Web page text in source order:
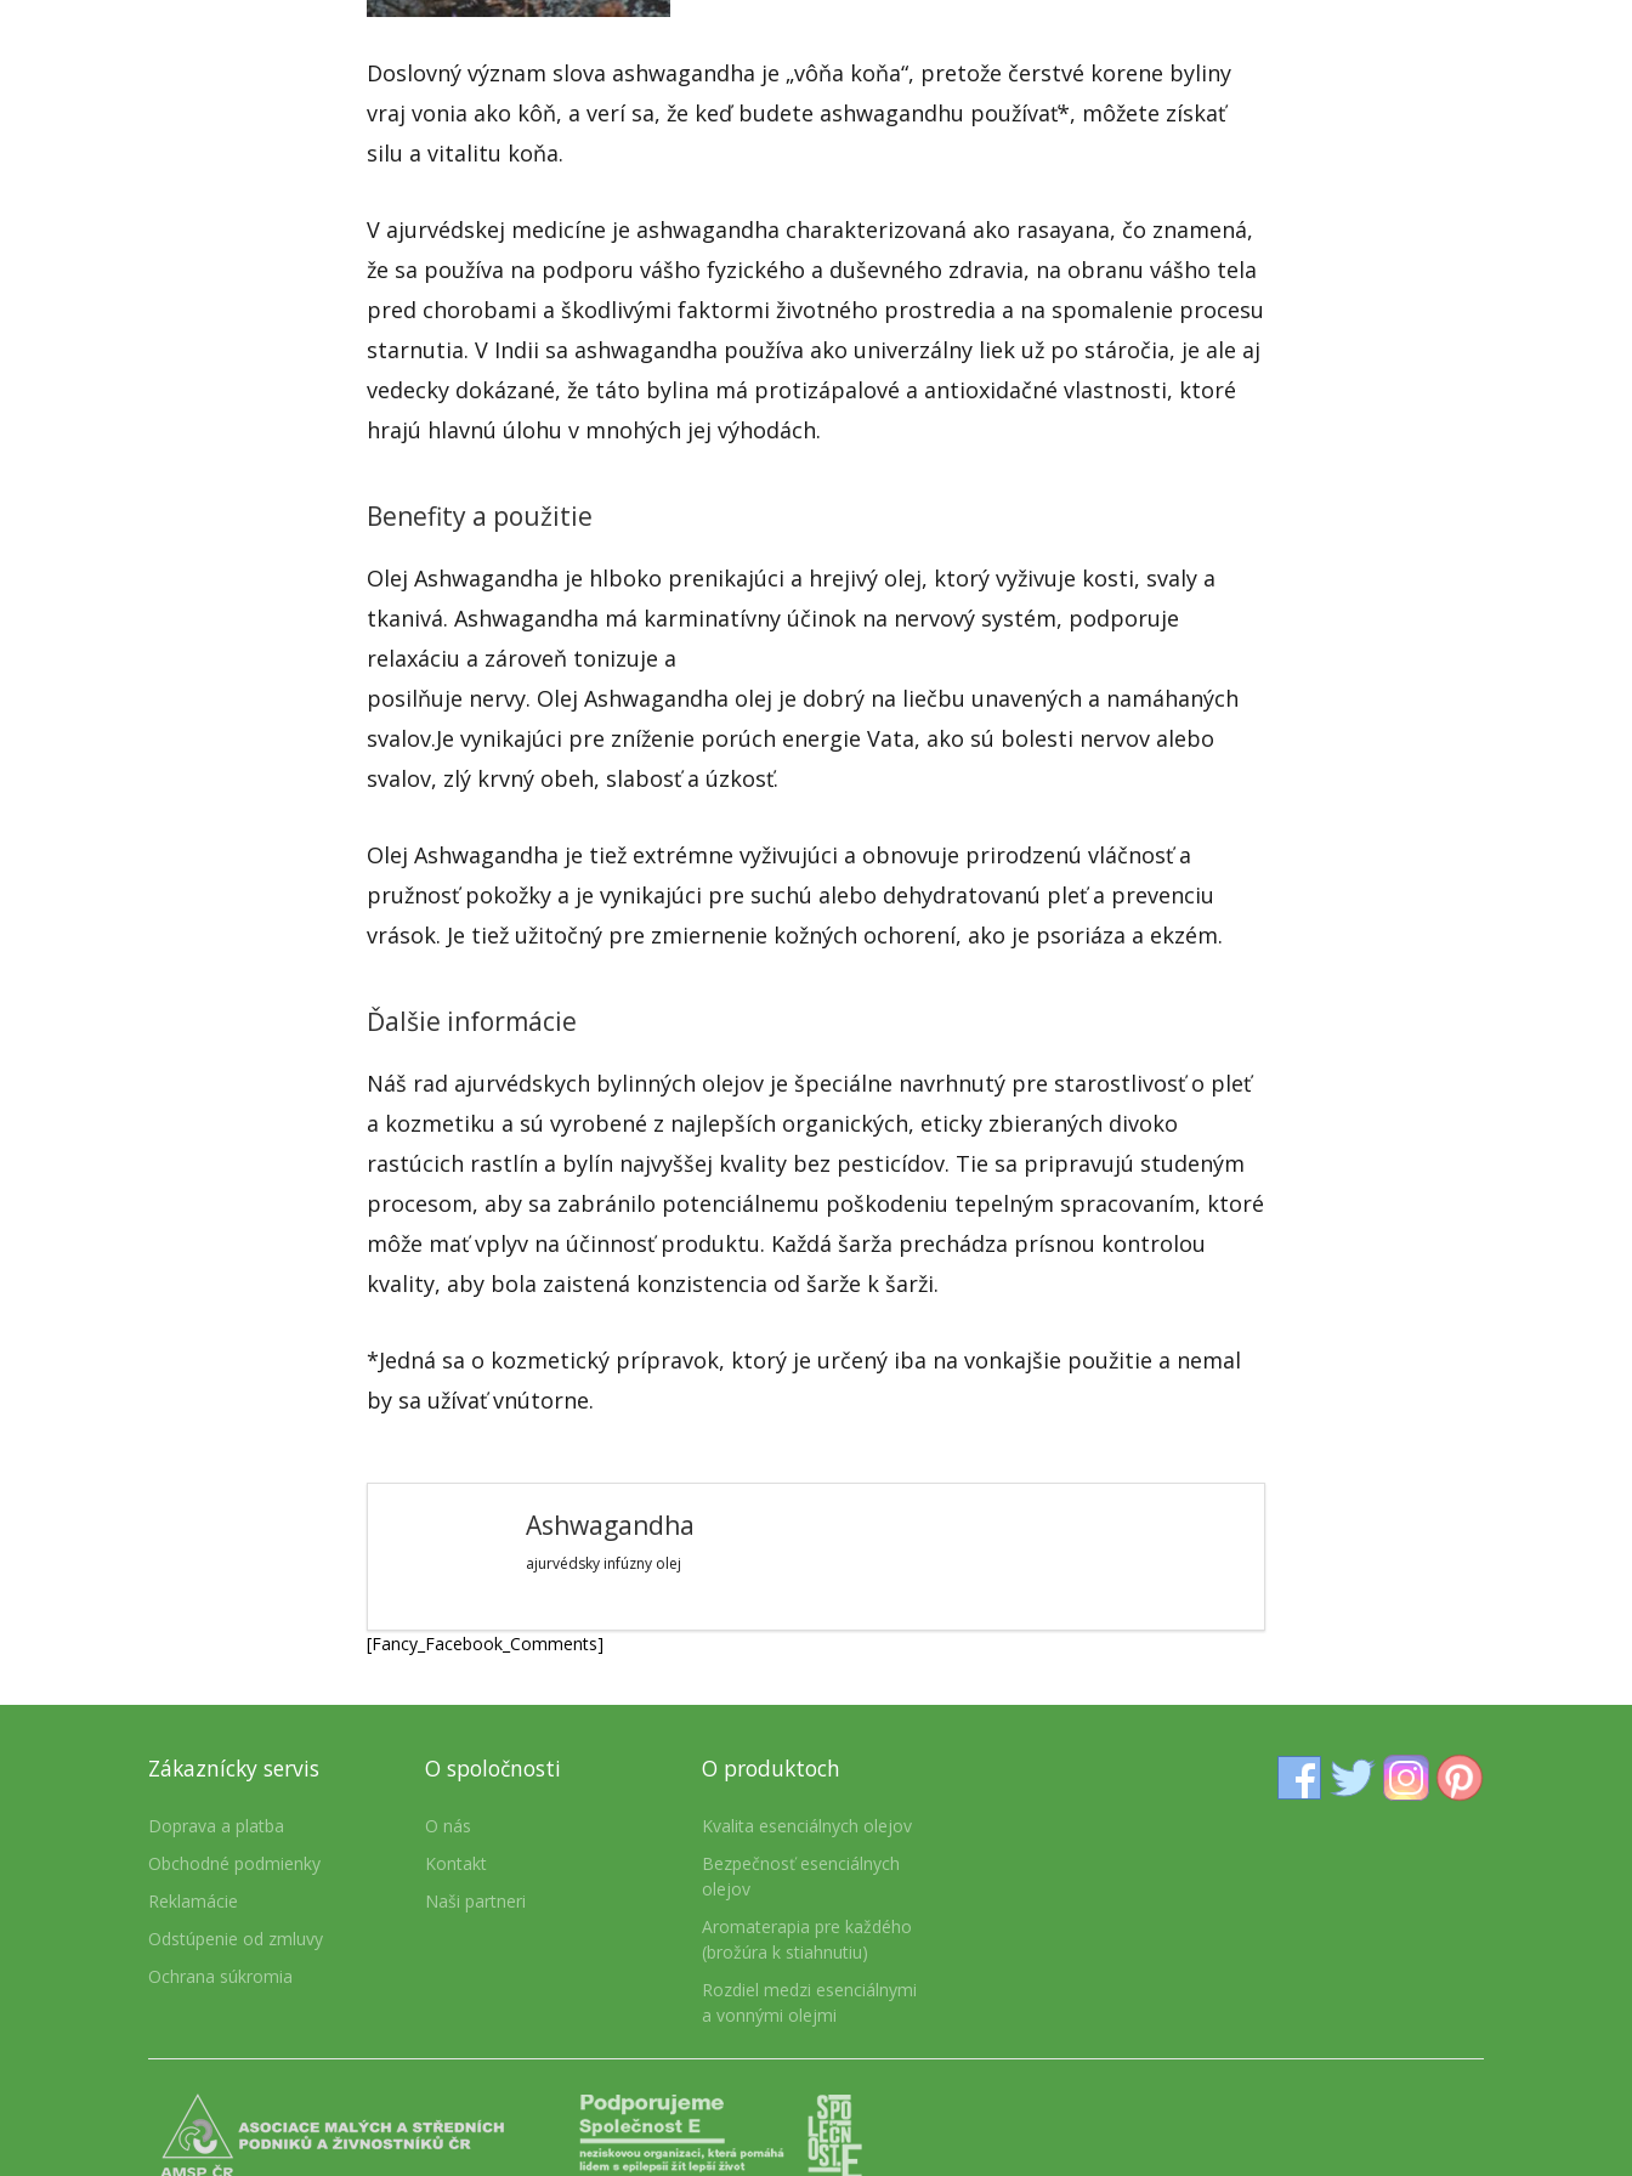
Doslovný význam slova ashwagandha je „vôňa koňa“, pretože čerstvé korene byliny
vraj vonia ako kôň, a verí sa, že keď budete ashwagandhu používať*, môžete získať
silu a vitalitu koňa.
V ajurvédskej medicíne je ashwagandha charakterizovaná ako rasayana, čo znamená,
že sa používa na podporu vášho fyzického a duševného zdravia, na obranu vášho tela
pred chorobami a škodlivými faktormi životného prostredia a na spomalenie procesu
starnutia. V Indii sa ashwagandha používa ako univerzálny liek už po stáročia, je ale aj
vedecky dokázané, že táto bylina má protizápalové a antioxidačné vlastnosti, ktoré
hrajú hlavnú úlohu v mnohých jej výhodách.
Benefity a použitie
Olej Ashwagandha je hlboko prenikajúci a hrejivý olej, ktorý vyživuje kosti, svaly a
tkanivá. Ashwagandha má karminatívny účinok na nervový systém, podporuje
relaxáciu a zároveň tonizuje a
posilňuje nervy. Olej Ashwagandha olej je dobrý na liečbu unavených a namáhaných
svalov.Je vynikajúci pre zníženie porúch energie Vata, ako sú bolesti nervov alebo
svalov, zlý krvný obeh, slabosť a úzkosť.
Olej Ashwagandha je tiež extrémne vyživujúci a obnovuje prirodzenú vláčnosť a
pružnosť pokožky a je vynikajúci pre suchú alebo dehydratovanú pleť a prevenciu
vrások. Je tiež užitočný pre zmiernenie kožných ochorení, ako je psoriáza a ekzém.
Ďalšie informácie
Náš rad ajurvédskych bylinných olejov je špeciálne navrhnutý pre starostlivosť o pleť
a kozmetiku a sú vyrobené z najlepších organických, eticky zbieraných divoko
rastúcich rastlín a bylín najvyššej kvality bez pesticídov. Tie sa pripravujú studeným
procesom, aby sa zabránilo potenciálnemu poškodeniu tepelným spracovaním, ktoré
môže mať vplyv na účinnosť produktu. Každá šarža prechádza prísnou kontrolou
kvality, aby bola zaistená konzistencia od šarže k šarži.
*Jedná sa o kozmetický prípravok, ktorý je určený iba na vonkajšie použitie a nemal
by sa užívať vnútorne.
Ashwagandha
ajurvédsky infúzny olej
[Fancy_Facebook_Comments]
Zákaznícky servis
Doprava a platba
Obchodné podmienky
Reklamácie
Odstúpenie od zmluvy
Ochrana súkromia
O spoločnosti
O nás
Kontakt
Naši partneri
O produktoch
Kvalita esenciálnych olejov
Bezpečnosť esenciálnych
olejov
Aromaterapia pre každého
(brožúra k stiahnutiu)
Rozdiel medzi esenciálnymi
a vonnými olejmi